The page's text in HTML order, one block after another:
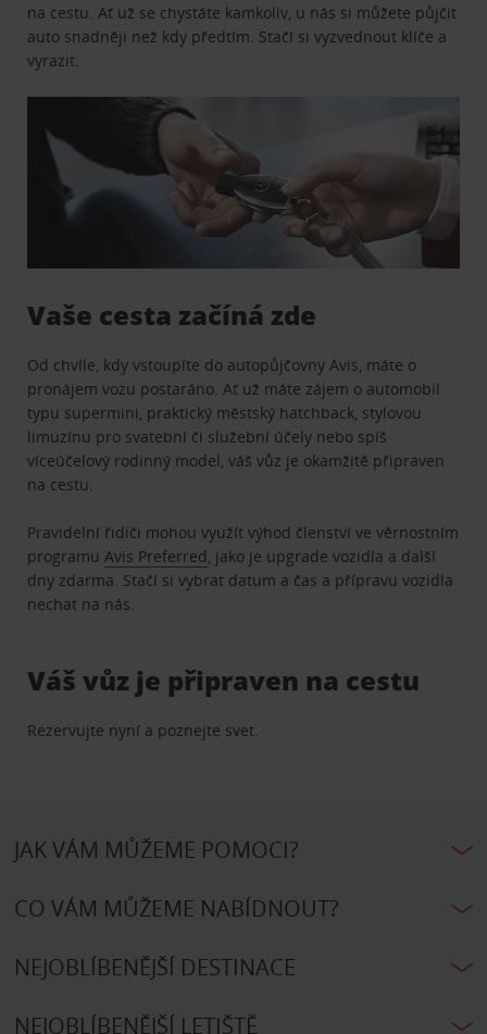
na cestu. Ať už se chystáte kamkoliv, u nás si můžete půjčit
auto snadněji než kdy předtím. Stačí si vyzvednout klíče a
vyrazit.
Vaše cesta začíná zde
Od chvíle, kdy vstoupíte do autopůjčovny Avis, máte o
pronájem vozu postaráno. Ať už máte zájem o automobil
typu supermini, praktický městský hatchback, stylovou
limuzínu pro svatební či služební účely nebo spíš
víceúčelový rodinný model, váš vůz je okamžitě připraven
na cestu.
Pravidelní řidiči mohou využít výhod členství ve věrnostním
programuAvis Preferred, jako je upgrade vozidla a další
dny zdarma. Stačí si vybrat datum a čas a přípravu vozidla
nechat na nás.
Váš vůz je připraven na cestu
Rezervujte nyní a poznejte svet.
JAK VÁM MŮŽEME POMOCI?
CO VÁM MŮŽEME NABÍDNOUT?
NEJOBLÍBENĚJŠÍ DESTINACE
NEJOBLÍBENĚJŠÍ LETIŠTĚ